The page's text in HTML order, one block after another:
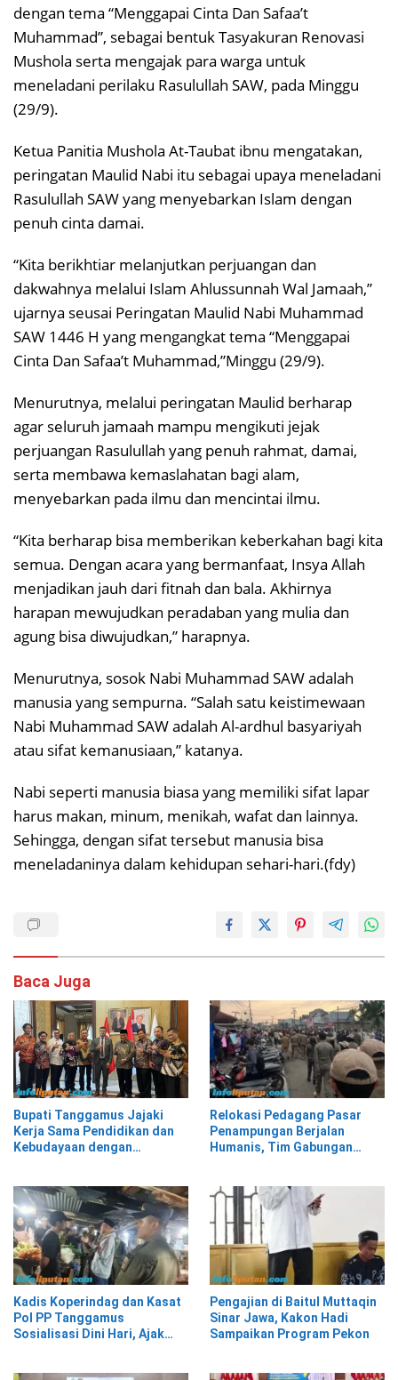
dengan tema “Menggapai Cinta Dan Safaa’t
Muhammad”, sebagai bentuk Tasyakuran Renovasi
Mushola serta mengajak para warga untuk
meneladani perilaku Rasulullah SAW, pada Minggu
(29/9).
Ketua Panitia Mushola At-Taubat ibnu mengatakan,
peringatan Maulid Nabi itu sebagai upaya meneladani
Rasulullah SAW yang menyebarkan Islam dengan
penuh cinta damai.
“Kita berikhtiar melanjutkan perjuangan dan
dakwahnya melalui Islam Ahlussunnah Wal Jamaah,”
ujarnya seusai Peringatan Maulid Nabi Muhammad
SAW 1446 H yang mengangkat tema “Menggapai
Cinta Dan Safaa’t Muhammad,”Minggu (29/9).
Menurutnya, melalui peringatan Maulid berharap
agar seluruh jamaah mampu mengikuti jejak
perjuangan Rasulullah yang penuh rahmat, damai,
serta membawa kemaslahatan bagi alam,
menyebarkan pada ilmu dan mencintai ilmu.
“Kita berharap bisa memberikan keberkahan bagi kita
semua. Dengan acara yang bermanfaat, Insya Allah
menjadikan jauh dari fitnah dan bala. Akhirnya
harapan mewujudkan peradaban yang mulia dan
agung bisa diwujudkan,” harapnya.
Menurutnya, sosok Nabi Muhammad SAW adalah
manusia yang sempurna. “Salah satu keistimewaan
Nabi Muhammad SAW adalah Al-ardhul basyariyah
atau sifat kemanusiaan,” katanya.
Nabi seperti manusia biasa yang memiliki sifat lapar
harus makan, minum, menikah, wafat dan lainnya.
Sehingga, dengan sifat tersebut manusia bisa
meneladaninya dalam kehidupan sehari-hari.(fdy)
Baca Juga
Bupati Tanggamus Jajaki
Kerja Sama Pendidikan dan
Kebudayaan dengan
Relokasi Pedagang Pasar
Penampungan Berjalan
Humanis, Tim Gabungan
Kadis Koperindag dan Kasat
Pol PP Tanggamus
Sosialisasi Dini Hari, Ajak
Pengajian di Baitul Muttaqin
Sinar Jawa, Kakon Hadi
Sampaikan Program Pekon